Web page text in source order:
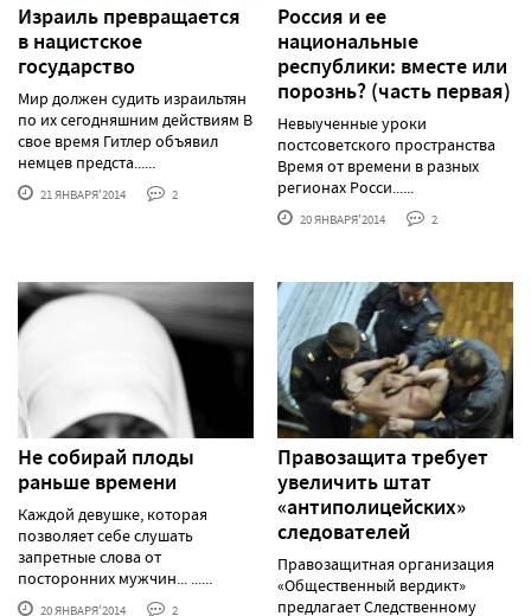
Израиль превращается
в нацистское
государство
Мир должен судить израильтян
по их сегодняшним действиям В
свое время Гитлер объявил
немцев предста......
21 ЯНВАРЯ'2014 2
Россия и ее
национальные
республики: вместе или
порознь? (часть первая)
Невыученные уроки
постсоветского пространства
Время от времени в разных
регионах Росси......
20 ЯНВАРЯ'2014 2
Не собирай плоды
раньше времени
Каждой девушке, которая
позволяет себе слушать
запретные слова от
посторонних мужчин... ......
20 ЯНВАРЯ'2014 2
Правозащита требует
увеличить штат
«антиполицейских»
следователей
Правозащитная организация
«Общественный вердикт»
предлагает Следственному